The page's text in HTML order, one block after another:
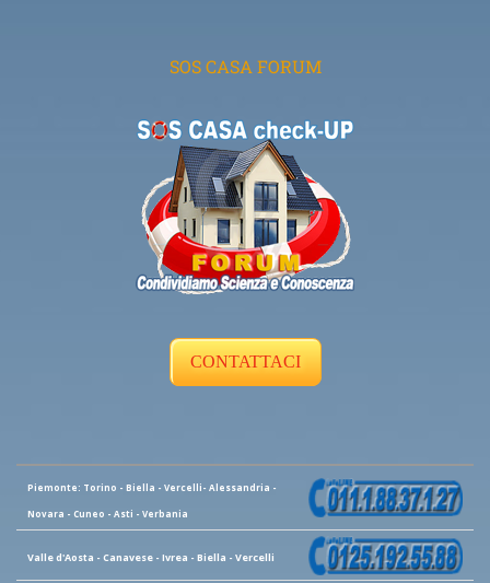
SOS CASA FORUM
CONTATTACI
Piemonte: Torino - Biella - Vercelli- Alessandria -
Novara - Cuneo - Asti - Verbania
Valle d'Aosta - Canavese - Ivrea - Biella - Vercelli